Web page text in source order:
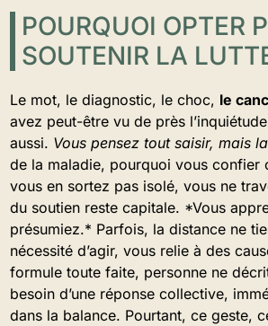
POURQUOI OPTER
SOUTENIR LA
Le mot, le diagnostic, le choc, le
avez peut-être vu de près
aussi. Vous pensez tout saisir, mais
de la maladie, pourquoi vous confier
vous en sortez pas isolé, vous ne
du soutien reste capitale. *Vous
présumiez.* Parfois, la distance ne
nécessité d’agir, vous relie à des
formule toute faite, personne ne
besoin d’une réponse collective,
dans la balance. Pourtant, ce geste,